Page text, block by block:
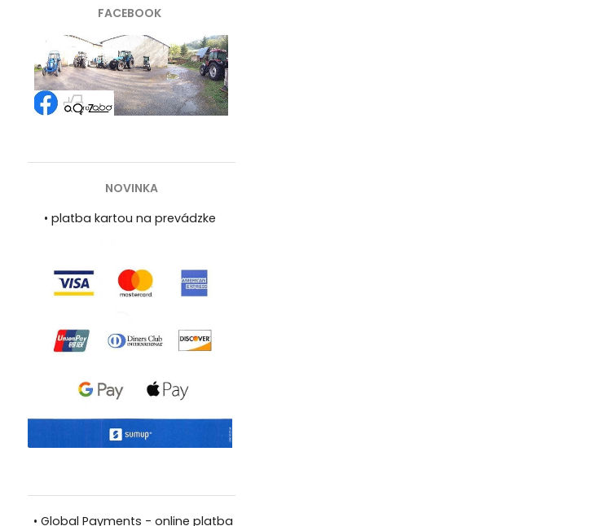
FACEBOOK
NOVINKA
• platba kartou na prevádzke
• Global Payments - online platba